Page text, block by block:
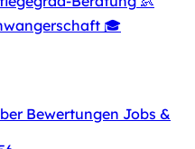
🎓
Bewertungen Jobs &